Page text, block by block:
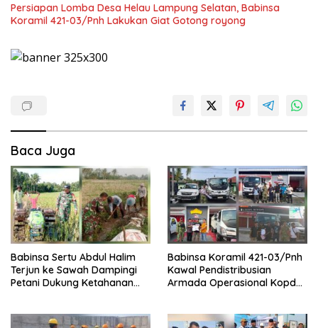
Persiapan Lomba Desa Helau Lampung Selatan, Babinsa
Koramil 421-03/Pnh Lakukan Giat Gotong royong
Baca Juga
Babinsa Sertu Abdul Halim
Terjun ke Sawah Dampingi
Petani Dukung Ketahanan
Babinsa Koramil 421-03/Pnh
Kawal Pendistribusian
Armada Operasional Kopdes